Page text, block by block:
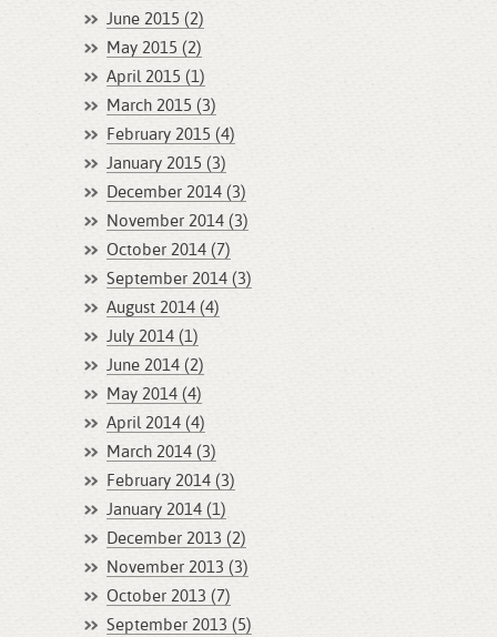
June 2015 (2)
May 2015 (2)
April 2015 (1)
March 2015 (3)
February 2015 (4)
January 2015 (3)
December 2014 (3)
November 2014 (3)
October 2014 (7)
September 2014 (3)
August 2014 (4)
July 2014 (1)
June 2014 (2)
May 2014 (4)
April 2014 (4)
March 2014 (3)
February 2014 (3)
January 2014 (1)
December 2013 (2)
November 2013 (3)
October 2013 (7)
September 2013 (5)